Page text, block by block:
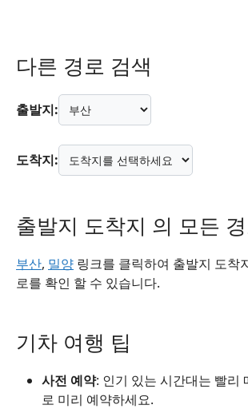
다른 경로 검색
출발지:
도착지:
출발지 도착지 의 모든
부산, 밀양 링크를 클릭하여 출발지 도착
로를 확인 할 수 있습니다.
기차 여행 팁
사전 예약: 인기 있는 시간대는 빨리
로 미리 예약하세요.